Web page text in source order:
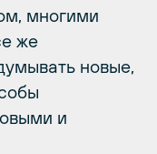
многими
же
новые,
и